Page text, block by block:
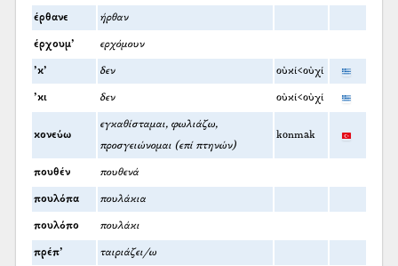
έρθανε ήρθαν
έρχουμ’ ερχόμουν
’κ’ δεν οὐκί<οὐχί
’κι δεν οὐκί<οὐχί
κονεύω
εγκαθίσταμαι, φωλιάζω,
προσγειώνομαι (επί πτηνών)
konmak
πουθέν πουθενά
πουλόπα πουλάκια
πουλόπο πουλάκι
πρέπ’ ταιριάζει/ω